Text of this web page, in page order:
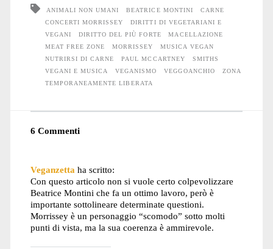
ANIMALI NON UMANI BEATRICE MONTINI
CARNE
CONCERTI MORRISSEY
DIRITTI DI VEGETARIANI E
VEGANI
DIRITTO DEL PIÙ FORTE
MACELLAZIONE
MEAT FREE ZONE
MORRISSEY
MUSICA VEGAN
NUTRIRSI DI CARNE
PAUL MCCARTNEY
SMITHS
VEGANI E MUSICA
VEGANISMO VEGGOANCHIO
ZONA
TEMPORANEAMENTE LIBERATA
6 Commenti
Veganzetta ha scritto:
Con questo articolo non si vuole certo colpevolizzare
Beatrice Montini che fa un ottimo lavoro, però è
importante sottolineare determinate questioni.
Morrissey è un personaggio “scomodo” sotto molti
punti di vista, ma la sua coerenza è ammirevole.